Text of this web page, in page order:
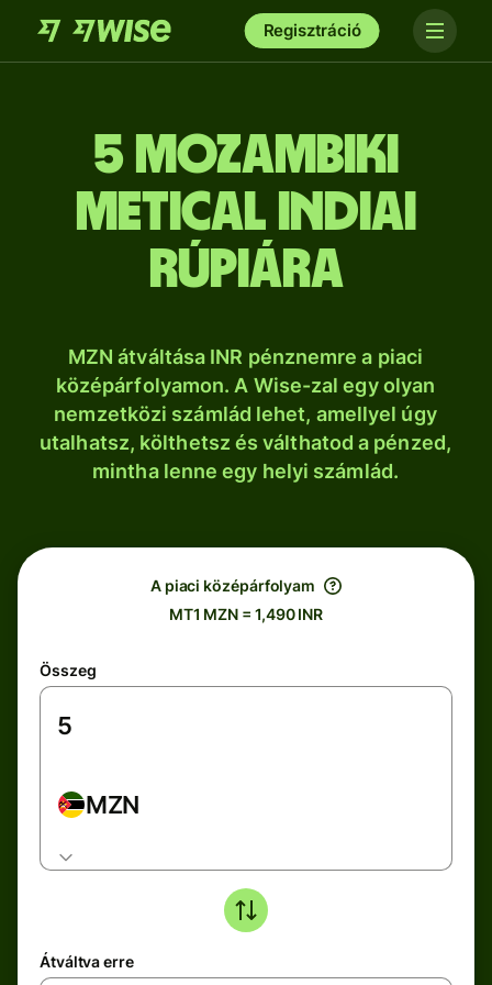
Regisztráció
5 mozambiki
metical indiai
rúpiára
MZN átváltása INR pénznemre a piaci
középárfolyamon. A Wise-zal egy olyan
nemzetközi számlád lehet, amellyel úgy
utalhatsz, költhetsz és válthatod a pénzed,
mintha lenne egy helyi számlád.
A piaci középárfolyam
MT1 MZN = 1,490 INR
Összeg
MZN
Átváltva erre